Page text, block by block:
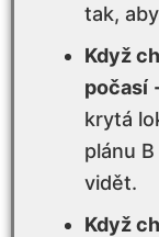
tak,
Když
počasí
krytá
plánu
vidět.
Když